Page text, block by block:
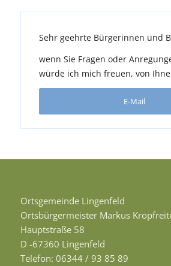
Sehr geehrte Bürgerinnen und
wenn Sie Fragen oder
würde ich mich freuen, von
E-Mail
Ortsgemeinde Lingenfeld
Ortsbürgermeister Markus
Hauptstraße 58
D -67360 Lingenfeld
Telefon: 06344 / 93 85 89